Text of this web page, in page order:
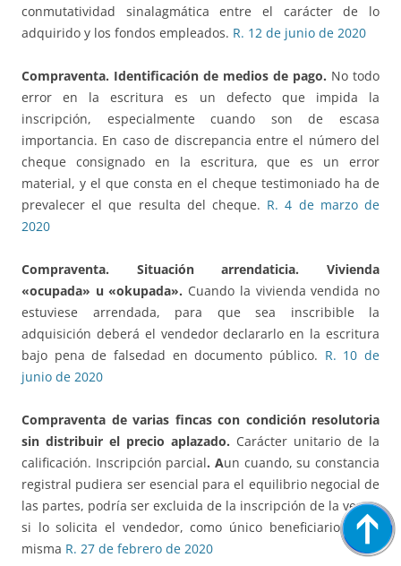
conmutatividad sinalagmática entre el carácter de lo
adquirido y los fondos empleados. R. 12 de junio de 2020
Compraventa. Identificación de medios de pago. No todo
error en la escritura es un defecto que impida la
inscripción, especialmente cuando son de escasa
importancia. En caso de discrepancia entre el número del
cheque consignado en la escritura, que es un error
material, y el que consta en el cheque testimoniado ha de
prevalecer el que resulta del cheque. R. 4 de marzo de
2020
Compraventa. Situación arrendaticia. Vivienda
«ocupada» u «okupada». Cuando la vivienda vendida no
estuviese arrendada, para que sea inscribible la
adquisición deberá el vendedor declararlo en la escritura
bajo pena de falsedad en documento público. R. 10 de
junio de 2020
Compraventa de varias fincas con condición resolutoria
sin distribuir el precio aplazado. Carácter unitario de la
calificación. Inscripción parcial. Aun cuando, su constancia
registral pudiera ser esencial para el equilibrio negocial de
las partes, podría ser excluida de la inscripción de la venta,
si lo solicita el vendedor, como único beneficiario de la
misma R. 27 de febrero de 2020